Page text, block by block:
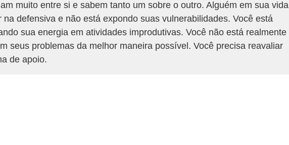
muito entre si e sabem tanto um sobre o outro. Alguém em sua vida
na defensiva e não está expondo suas vulnerabilidades. Você está
sua energia em atividades improdutivas. Você não está realmente
seus problemas da melhor maneira possível. Você precisa reavaliar
de apoio.